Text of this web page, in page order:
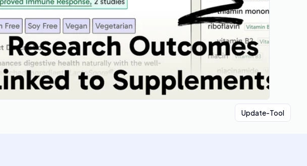
Update-Tool